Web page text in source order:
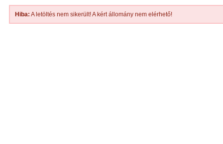
Hiba: A letöltés nem sikerült! A kért állomány nem elérhető!